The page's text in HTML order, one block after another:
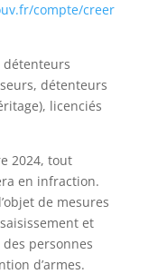
compte/creer
détenteurs
détenteurs
licenciés
2024, tout
en infraction.
de mesures
et
personnes
d’armes.